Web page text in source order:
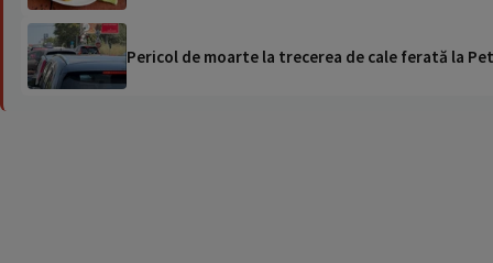
Pericol de moarte la trecerea de cale ferată la